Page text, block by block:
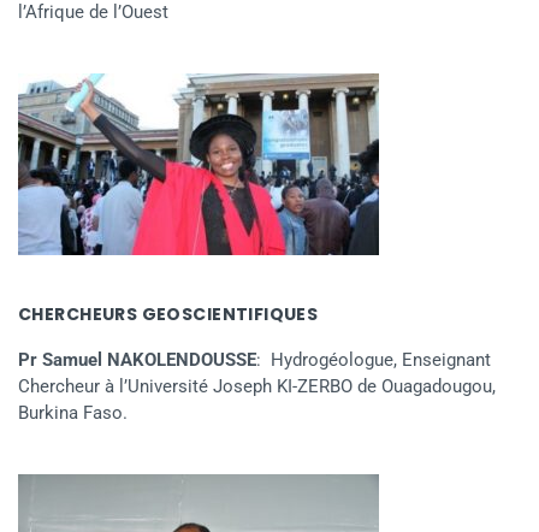
l’Afrique de l’Ouest
CHERCHEURS GEOSCIENTIFIQUES
Pr Samuel NAKOLENDOUSSE: Hydrogéologue, Enseignant
Chercheur à l’Université Joseph KI-ZERBO de Ouagadougou,
Burkina Faso.